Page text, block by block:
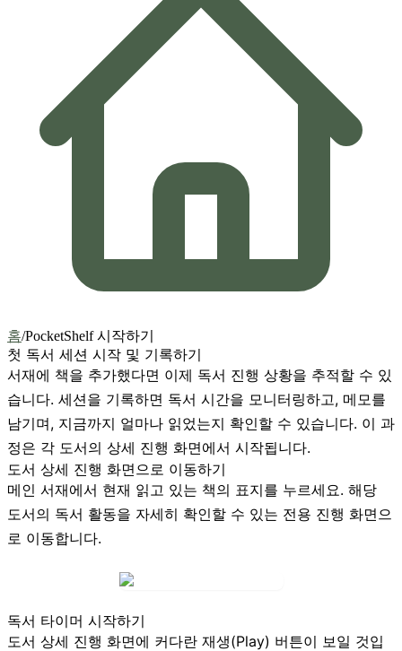
홈/PocketShelf 시작하기
첫 독서 세션 시작 및 기록하기
서재에 책을 추가했다면 이제 독서 진행 상황을 추적할 수 있
습니다. 세션을 기록하면 독서 시간을 모니터링하고, 메모를
남기며, 지금까지 얼마나 읽었는지 확인할 수 있습니다. 이 과
정은 각 도서의 상세 진행 화면에서 시작됩니다.
도서 상세 진행 화면으로 이동하기
메인 서재에서 현재 읽고 있는 책의 표지를 누르세요. 해당
도서의 독서 활동을 자세히 확인할 수 있는 전용 진행 화면으
로 이동합니다.
독서 타이머 시작하기
도서 상세 진행 화면에 커다란 재생(Play) 버튼이 보일 것입